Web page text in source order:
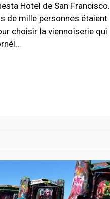
Hotel de San Francisco.
de mille personnes étaient
choisir la viennoiserie qui